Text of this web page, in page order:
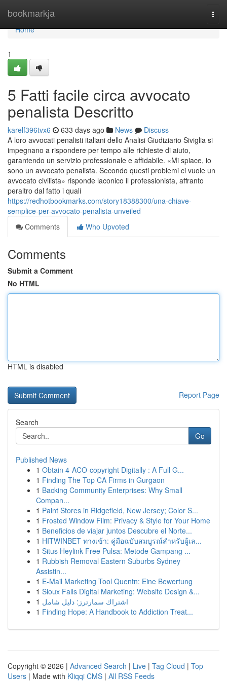
bookmarkja
Home
Home
1
5 Fatti facile circa avvocato
penalista Descritto
karelf396tvx6 633 days ago News
Discuss
A loro avvocati penalisti italiani dello Analisi Giudiziario Siviglia si
impegnano a rispondere per tempo alle richieste di aiuto,
garantendo un servizio professionale e affidabile. «Mi spiace, io
sono un avvocato penalista. Secondo questi problemi ci vuole un
avvocato civilista» risponde laconico il professionista, affranto
peraltro dal fatto i quali
https://redhotbookmarks.com/story18388300/una-chiave-
semplice-per-avvocato-penalista-unveiled
Comments
Who Upvoted
Comments
Submit a Comment
No HTML
HTML is disabled
Report Page
Search
Go
Published News
1 Obtain 4-ACO-copyright Digitally : A Full G...
1 Finding The Top CA Firms in Gurgaon
1 Backing Community Enterprises: Why Small
Compan...
1 Paint Stores in Ridgefield, New Jersey; Color S...
1 Frosted Window Film: Privacy & Style for Your Home
1 Beneficios de viajar juntos Descubre el Norte...
1 HITWINBET ทางเข้า: คู่มือฉบับสมบูรณ์สำหรับผู้เล...
1 Situs Heylink Free Pulsa: Metode Gampang ...
1 Rubbish Removal Eastern Suburbs Sydney
Assistin...
1 E-Mail Marketing Tool Quentn: Eine Bewertung
1 Sioux Falls Digital Marketing: Website Design &...
1 اشتراك سمارترز: دليل شامل
1 Finding Hope: A Handbook to Addiction Treat...
Copyright © 2026 | Advanced Search | Live | Tag Cloud | Top
Users | Made with Kliqqi CMS | All RSS Feeds